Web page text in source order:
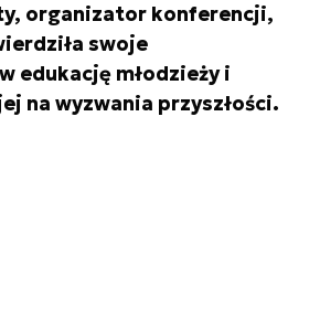
organizator konferencji,
swoje
edukację młodzieży i
na wyzwania przyszłości.